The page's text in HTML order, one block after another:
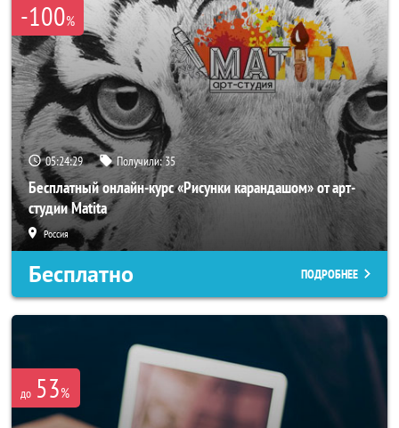
-100%
05:24:25 Получили:35
Бесплатный онлайн-курс «Рисунки карандашом» от арт-
студии Matita
Россия
Бесплатно ПОДРОБНЕЕ
до 53%